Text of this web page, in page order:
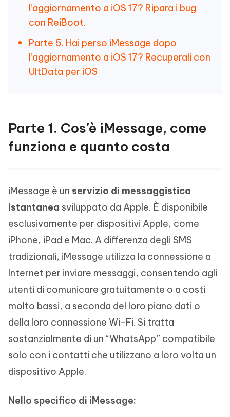
l’aggiornamento a iOS 17? Ripara i bug
con ReiBoot.
Parte 5. Hai perso iMessage dopo
l’aggiornamento a iOS 17? Recuperali con
UltData per iOS
Parte 1. Cos'è iMessage, come
funziona e quanto costa
iMessage è un servizio di messaggistica
istantanea sviluppato da Apple. È disponibile
esclusivamente per dispositivi Apple, come
iPhone, iPad e Mac. A differenza degli SMS
tradizionali, iMessage utilizza la connessione a
Internet per inviare messaggi, consentendo agli
utenti di comunicare gratuitamente o a costi
molto bassi, a seconda del loro piano dati o
della loro connessione Wi-Fi. Si tratta
sostanzialmente di un “WhatsApp” compatibile
solo con i contatti che utilizzano a loro volta un
dispositivo Apple.
Nello specifico di iMessage: